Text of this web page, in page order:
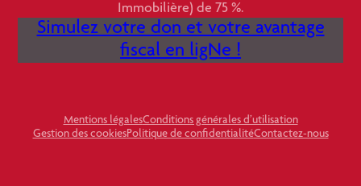
Immobilière) de 75 %.
Simulez votre don et votre avantage
fiscal en ligNe !
Mentions légalesConditions générales d’utilisation
Gestion des cookiesPolitique de confidentialitéContactez-nous